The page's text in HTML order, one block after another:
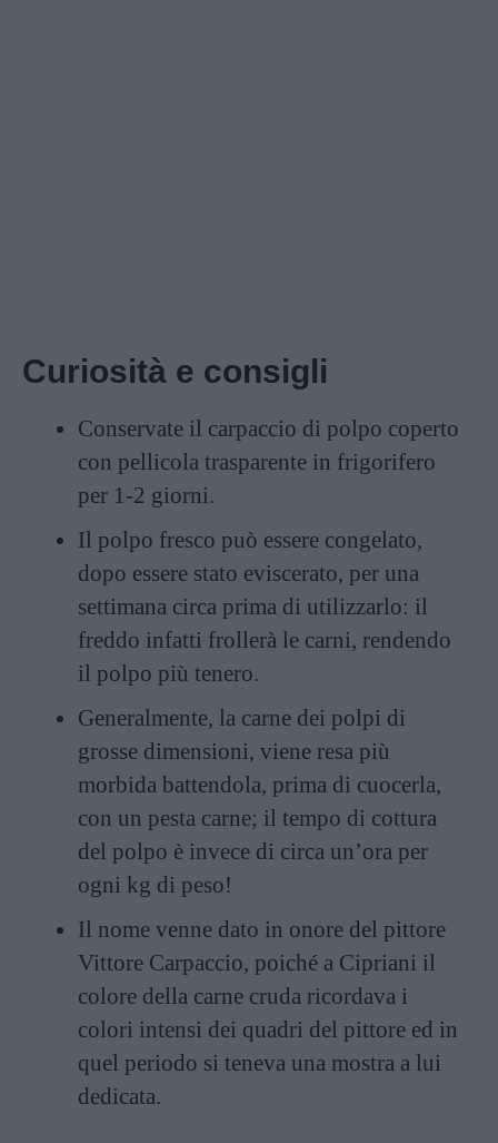
Curiosità e consigli
Conservate il carpaccio di polpo coperto
con pellicola trasparente in frigorifero
per 1-2 giorni.
Il polpo fresco può essere congelato,
dopo essere stato eviscerato, per una
settimana circa prima di utilizzarlo: il
freddo infatti frollerà le carni, rendendo
il polpo più tenero.
Generalmente, la carne dei polpi di
grosse dimensioni, viene resa più
morbida battendola, prima di cuocerla,
con un pesta carne; il tempo di cottura
del polpo è invece di circa un’ora per
ogni kg di peso!
Il nome venne dato in onore del pittore
Vittore Carpaccio, poiché a Cipriani il
colore della carne cruda ricordava i
colori intensi dei quadri del pittore ed in
quel periodo si teneva una mostra a lui
dedicata.